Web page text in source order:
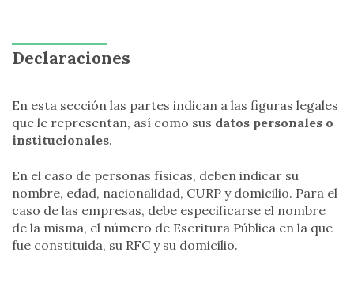
Declaraciones
En esta sección las partes indican a las figuras legales
que le representan, así como sus datos personales o
institucionales.
En el caso de personas físicas, deben indicar su
nombre, edad, nacionalidad, CURP y domicilio. Para el
caso de las empresas, debe especificarse el nombre
de la misma, el número de Escritura Pública en la que
fue constituida, su RFC y su domicilio.